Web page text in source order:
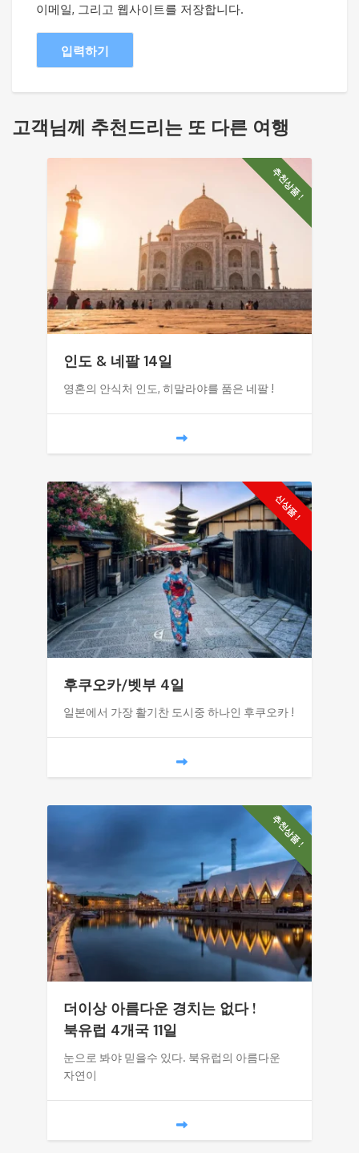
이메일, 그리고 웹사이트를 저장합니다.
고객님께 추천드리는 또 다른 여행
추천상품 !
인도 & 네팔 14일
영혼의 안식처 인도, 히말라야를 품은 네팔 !
신상품 !
후쿠오카/벳부 4일
일본에서 가장 활기찬 도시중 하나인 후쿠오카 !
추천상품 !
더이상 아름다운 경치는 없다 !
북유럽 4개국 11일
눈으로 봐야 믿을수 있다. 북유럽의 아름다운
자연이